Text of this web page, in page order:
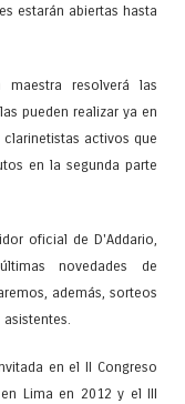
estarán abiertas hasta
resolverá las
pueden realizar ya en
activos que
en la segunda parte
oficial de D'Addario,
novedades de
además, sorteos
en el II Congreso
Lima en 2012 y el III